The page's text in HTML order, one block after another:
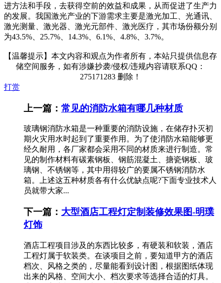
进方法和手段，去获得空前的效益和成果，从而促进了生产力
的发展。我国激光产业的下游需求主要是激光加工、光通讯、
激光测量、激光器、激光元部件、激光医疗，其市场份额分别
为43.5%、25.7%、14.3%、6.1%、4.8%、3.7%。
【温馨提示】本文内容和观点为作者所有，本站只提供信息存
储空间服务，如有涉嫌抄袭/侵权/违规内容请联系QQ：
275171283 删除！
打赏
上一篇： 常见的消防水箱有哪几种材质
玻璃钢消防水箱是一种重要的消防设施，在储存扑灭初
期火灾用水时起到了重要作用。为了使消防水箱能够更
经久耐用，各厂家都会采用不同的材质来进行制造。常
见的制作材料有碳素钢板、钢筋混凝土、搪瓷钢板、玻
璃钢、不锈钢等，其中用得较广的要属不锈钢消防水
箱。上述这五种材质各有什么优缺点呢?下面专业技术人
员就带大家...
下一篇： 大型酒店工程灯定制装修效果图-明璞
灯饰
酒店工程项目涉及的东西比较多，有硬装和软装，酒店
工程灯属于软装类。在谈项目之前，要知道甲方的酒店
档次、风格之类的，尽量能看到设计图，根据图纸体现
出来的风格、空间大小、档次要求等选择合适的灯具。